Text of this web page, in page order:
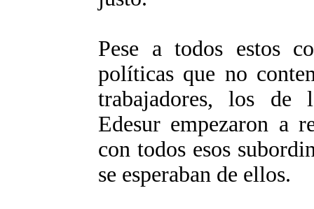
Pese a todos estos
políticas que no
trabajadores, los de
Edesur empezaron a
con todos esos
se esperaban de ellos.